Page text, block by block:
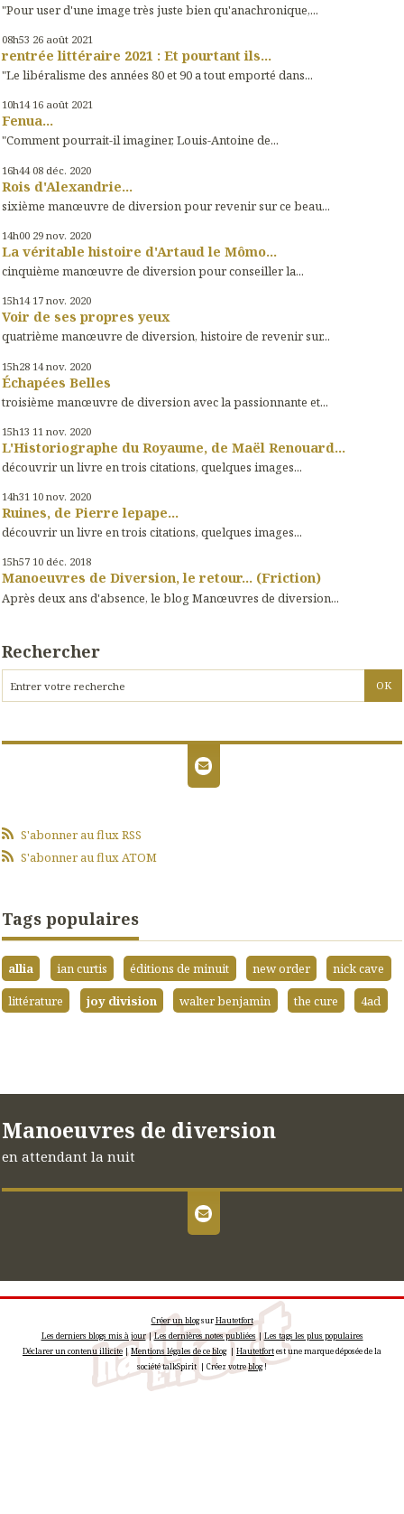
"Pour user d'une image très juste bien qu'anachronique,...
08h53 26 août 2021
rentrée littéraire 2021 : Et pourtant ils...
"Le libéralisme des années 80 et 90 a tout emporté dans...
10h14 16 août 2021
Fenua...
"Comment pourrait-il imaginer, Louis-Antoine de...
16h44 08 déc. 2020
Rois d'Alexandrie...
sixième manœuvre de diversion pour revenir sur ce beau...
14h00 29 nov. 2020
La véritable histoire d'Artaud le Mômo...
cinquième manœuvre de diversion pour conseiller la...
15h14 17 nov. 2020
Voir de ses propres yeux
quatrième manœuvre de diversion, histoire de revenir sur...
15h28 14 nov. 2020
Échapées Belles
troisième manœuvre de diversion avec la passionnante et...
15h13 11 nov. 2020
L'Historiographe du Royaume, de Maël Renouard...
découvrir un livre en trois citations, quelques images...
14h31 10 nov. 2020
Ruines, de Pierre lepape...
découvrir un livre en trois citations, quelques images...
15h57 10 déc. 2018
Manoeuvres de Diversion, le retour... (Friction)
Après deux ans d'absence, le blog Manœuvres de diversion...
Rechercher
S'abonner au flux RSS
S'abonner au flux ATOM
Tags populaires
allia ian curtis éditions de minuit new order
nick cave
littérature
joy division walter benjamin the cure 4ad
Manoeuvres de diversion
en attendant la nuit
Créer un blogsurHautetfort
Les derniers blogs mis à jour|Les dernières notes publiées |Les tags les plus populaires
Déclarer un contenu illicite|Mentions légales de ce blog| Hautetfortest une marque déposée de la
société talkSpirit | Créez votreblog!